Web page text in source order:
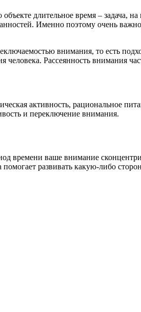
длительное время – задача,
Именно поэтому очень
внимания, то есть
Рассеянность внимания
активность, рациональное
и переключение внимания.
времени ваше внимание
помогает развивать какую-либо